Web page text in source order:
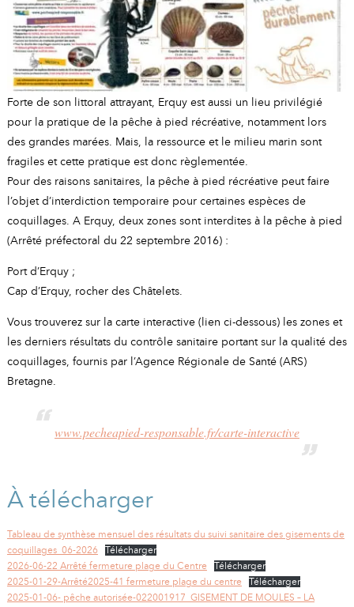
RIE
Forte de son littoral attrayant, Erquy est aussi un lieu privilégié
pour la pratique de la pêche à pied récréative, notamment lors
des grandes marées. Mais, la ressource et le milieu marin sont
fragiles et cette pratique est donc règlementée.
Pour des raisons sanitaires, la pêche à pied récréative peut faire
l’objet d’interdiction temporaire pour certaines espèces de
coquillages. A Erquy, deux zones sont interdites à la pêche à pied
(Arrêté préfectoral du 22 septembre 2016) :
Port d’Erquy ;
Cap d’Erquy, rocher des Châtelets.
Vous trouverez sur la carte interactive (lien ci-dessous) les zones et
les derniers résultats du contrôle sanitaire portant sur la qualité des
coquillages, fournis par l’Agence Régionale de Santé (ARS)
Bretagne.
www.pecheapied-responsable.fr/carte-interactive
À télécharger
Tableau de synthèse mensuel des résultats du suivi sanitaire des gisements de
coquillages_06-2026
Télécharger
2026-06-22 Arrêté fermeture plage du Centre
Télécharger
2025-01-29-Arrêté2025-41 fermeture plage du centre
Télécharger
2025-01-06- pêche autorisée-022001917_GISEMENT DE MOULES – LA